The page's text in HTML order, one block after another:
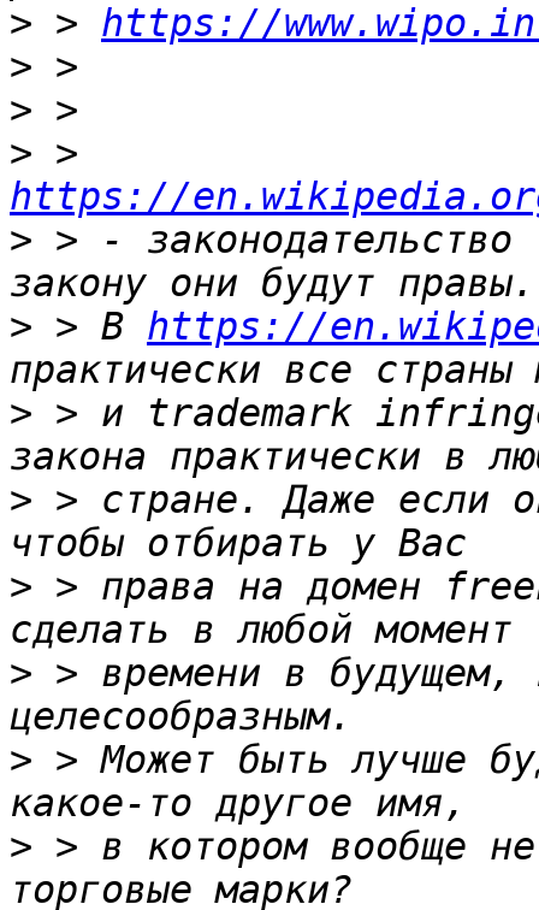
> > https://
>
>
>
https://
> > -
> > В https://
> > и trademark
> > стране. Даже если
> > права на домен
> > времени в будущем,
> > Может быть лучше
> > в котором вообще